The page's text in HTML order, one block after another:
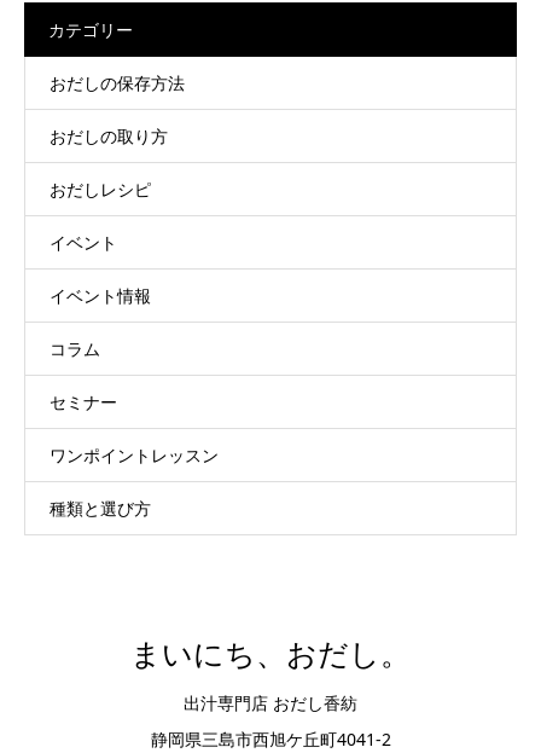
カテゴリー
おだしの保存方法
おだしの取り方
おだしレシピ
イベント
イベント情報
コラム
セミナー
ワンポイントレッスン
種類と選び方
まいにち、おだし。
出汁専門店 おだし香紡
静岡県三島市西旭ケ丘町4041-2